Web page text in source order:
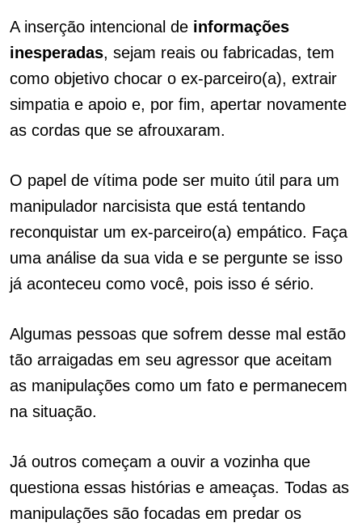
A inserção intencional de informações
inesperadas, sejam reais ou fabricadas, tem
como objetivo chocar o ex-parceiro(a), extrair
simpatia e apoio e, por fim, apertar novamente
as cordas que se afrouxaram.
O papel de vítima pode ser muito útil para um
manipulador narcisista que está tentando
reconquistar um ex-parceiro(a) empático. Faça
uma análise da sua vida e se pergunte se isso
já aconteceu como você, pois isso é sério.
Algumas pessoas que sofrem desse mal estão
tão arraigadas em seu agressor que aceitam
as manipulações como um fato e permanecem
na situação.
Já outros começam a ouvir a vozinha que
questiona essas histórias e ameaças. Todas as
manipulações são focadas em predar os